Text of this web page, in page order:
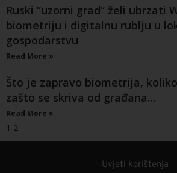
Ruski “uzorni grad” želi ubrzati
biometriju i digitalnu rublju u
gospodarstvu
Read More »
Što je zapravo biometrija,
zašto se skriva od građana…
Read More »
1 2
Uvjeti korištenja